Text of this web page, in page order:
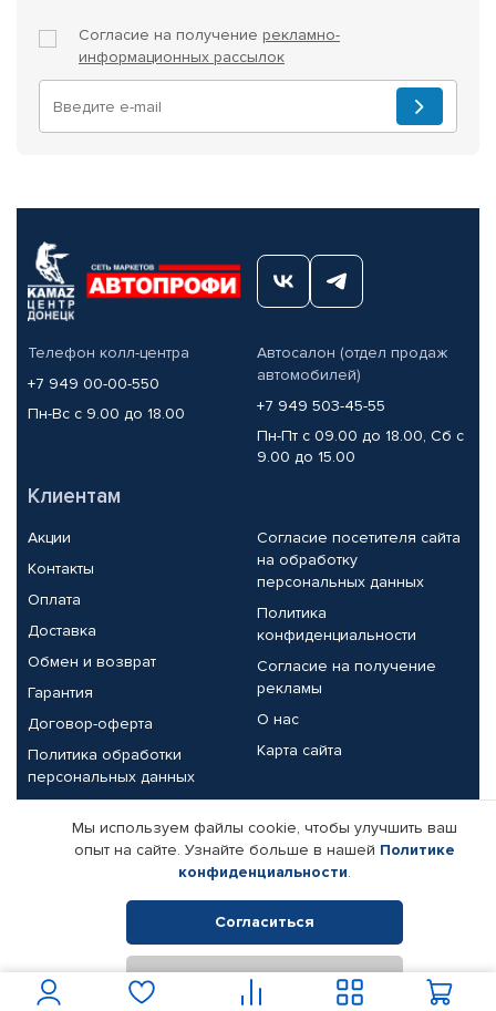
Согласие на получение рекламно-
информационных рассылок
Телефон колл-центра
+7 949 00-00-550
Пн-Вс с 9.00 до 18.00
Автосалон (отдел продаж
автомобилей)
+7 949 503-45-55
Пн-Пт с 09.00 до 18.00, Сб с
9.00 до 15.00
Клиентам
Акции
Контакты
Оплата
Доставка
Обмен и возврат
Гарантия
Договор-оферта
Политика обработки
персональных данных
Согласие посетителя сайта
на обработку
персональных данных
Политика
конфиденциальности
Согласие на получение
рекламы
О нас
Карта сайта
Партнерам
Корпоративным клиентам
Поставщикам
Реквизиты компании
© КАМАЗ ЦЕНТР ДОНЕЦК, 2015-2026. Все права защищены.
Интернет-магазин автомобильных товаров Автопрофи.
Мы используем файлы cookie, чтобы улучшить ваш
опыт на сайте. Узнайте больше в нашей Политике
конфиденциальности.
Согласиться
Отклонить